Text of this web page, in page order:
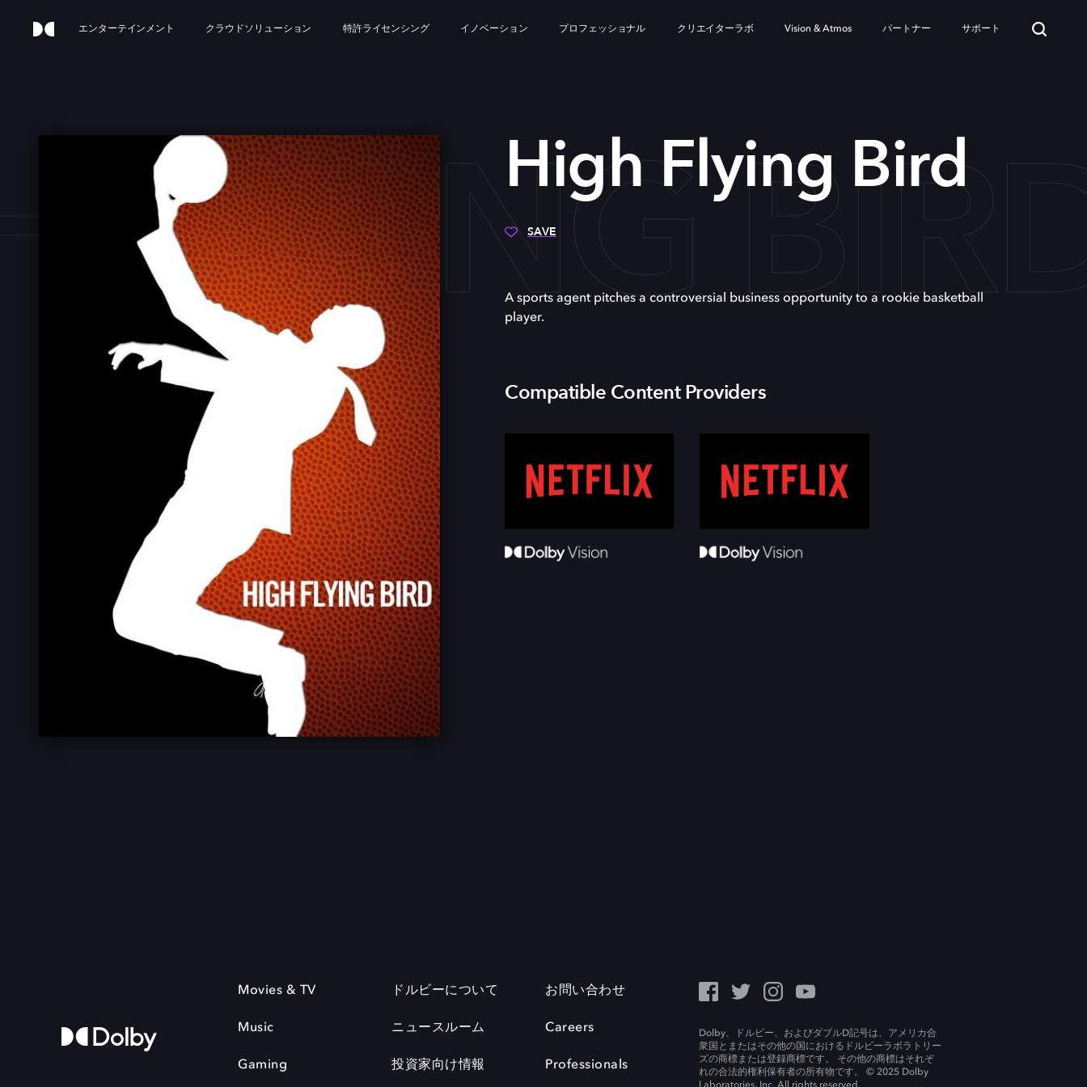
エンターテインメント クラウドソリューション 特許ライセンシング イノベーション プロフェッショナル クリエイターラボ Vision & Atmos パートナー サポート
FLYINGHigh Flying Bird
SAVE
A sports agent pitches a controversial business opportunity to a rookie basketball
player.
Compatible Content Providers
Movies & TV
Music
Gaming
ドルビーについて
ニュースルーム
投資家向け情報
お問い合わせ
Careers
Professionals
Dolby、ドルビー、およびダブルD記号は、アメリカ合
衆国とまたはその他の国におけるドルビーラボラトリー
ズの商標または登録商標です。 その他の商標はそれぞ
れの合法的権利保有者の所有物です。 © 2025 Dolby